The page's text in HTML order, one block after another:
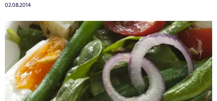
02.08.2014